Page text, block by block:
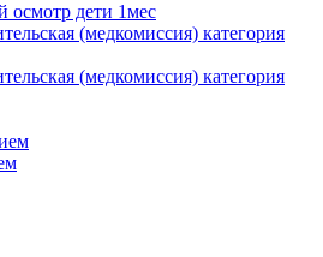
осмотр дети 1мес
(медкомиссия) категория
(медкомиссия) категория